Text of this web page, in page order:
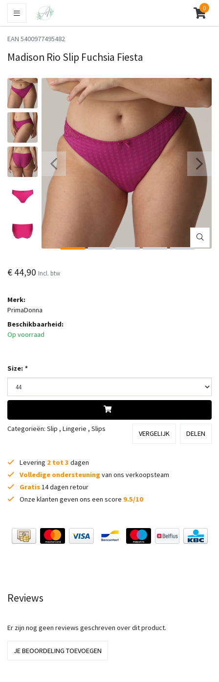
0
EAN 5400977495482
Madison Rio Slip Fuchsia Fiesta
€ 44,90 Incl. btw
Merk:
PrimaDonna
Beschikbaarheid:
Op voorraad
Size: *
Categorieën: Slip , Lingerie , Slips
VERGELIJK DELEN
Levering 2 tot 3 dagen
Volledige ondersteuning van ons verkoopsteam
Gratis14 dagen retour
Onze klanten geven ons een score 9.5/10
Reviews
Er zijn nog geen reviews geschreven over dit product.
JE BEOORDELING TOEVOEGEN